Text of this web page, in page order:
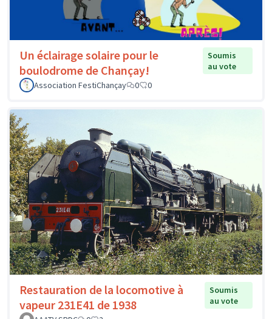
Un éclairage solaire pour le
boulodrome de Chançay!
Soumis
au vote
Association FestiChançay
0 0
Restauration de la locomotive à
vapeur 231E41 de 1938
Soumis
au vote